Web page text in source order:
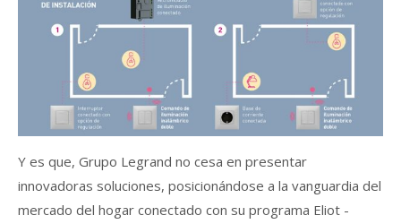
Y es que, Grupo Legrand no cesa en presentar
innovadoras soluciones, posicionándose a la vanguardia del
mercado del hogar conectado con su programa Eliot -